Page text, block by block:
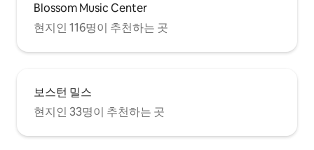
Blossom Music Center
현지인 116명이 추천하는 곳
보스턴 밀스
현지인 33명이 추천하는 곳